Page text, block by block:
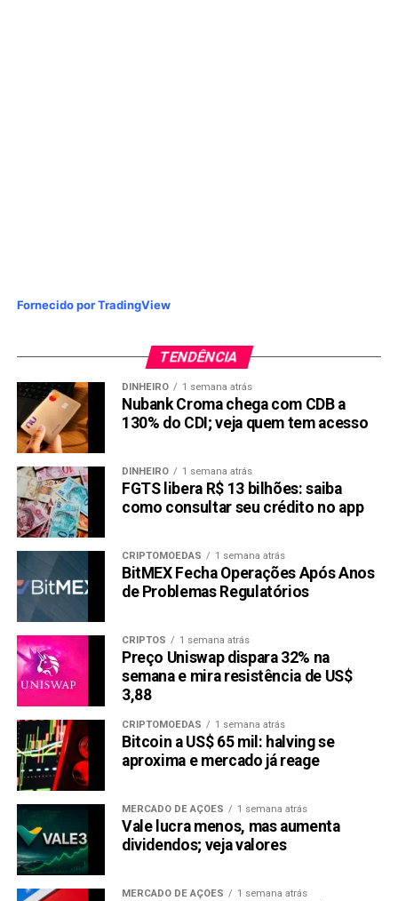
Fornecido por TradingView
TENDÊNCIA
DINHEIRO 1 semana atrás
Nubank Croma chega com CDB a
130% do CDI; veja quem tem acesso
DINHEIRO 1 semana atrás
FGTS libera R$ 13 bilhões: saiba
como consultar seu crédito no app
CRIPTOMOEDAS 1 semana atrás
BitMEX Fecha Operações Após Anos
de Problemas Regulatórios
CRIPTOS 1 semana atrás
Preço Uniswap dispara 32% na
semana e mira resistência de US$
3,88
CRIPTOMOEDAS 1 semana atrás
Bitcoin a US$ 65 mil: halving se
aproxima e mercado já reage
MERCADO DE AÇÕES 1 semana atrás
Vale lucra menos, mas aumenta
dividendos; veja valores
MERCADO DE AÇÕES 1 semana atrás